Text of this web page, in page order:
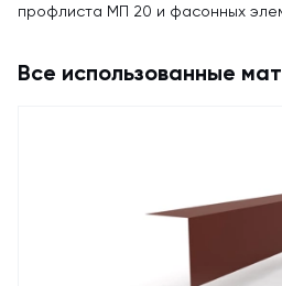
профлиста МП 20 и фасонных
Все использованные